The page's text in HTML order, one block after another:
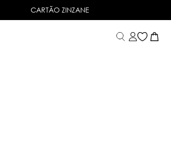
TROCA FÁCIL
CARTÃO ZINZANE